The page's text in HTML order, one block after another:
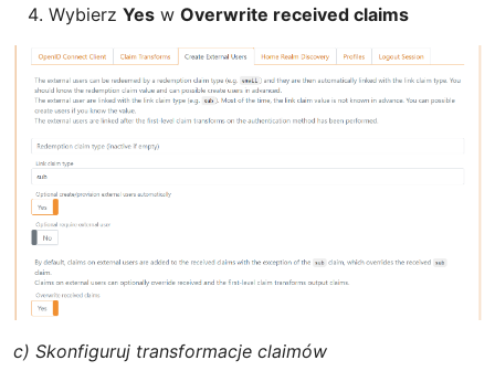
Wybierz Yes w Overwrite received claims
c) Skonfiguruj transformacje claimów